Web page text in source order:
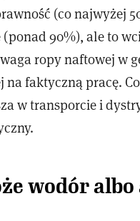
(co najwyżej
90%), ale to
ropy naftowej w
na faktyczną pracę.
w transporcie i
wodór